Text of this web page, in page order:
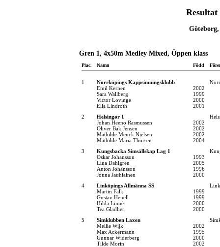
Resultat
Göteborg,
Gren 1, 4x50m Medley Mixed, Öppen klass
Plac. Namn Född
1 Norrköpings Kappsimningsklubb
Emil Kernen
2002
Sara Wallberg
1999
Victor Lovinge
2000
Ella Lindroth
2001
2
Helsingør 1
Johan Heeno Rasmussen
2002
Oliver Bak Jensen
2002
Mathilde Menck Nielsen
2002
Mathilde Maria Thorsen
2004
3
Kungsbacka Simsällskap Lag 1
Oskar Johansson
1993
Lina Dahlgren
2005
Anton Johansson
1996
Jonna Jauhiainen
2000
4
Linköpings Allmänna SS
Martin Falk
1999
Gustav Henell
1999
Hilda Linné
2000
Tea Gladher
2000
5
Simklubben Laxen
Mellie Wijk
2002
Max Ackermann
1995
Gunnar Widerberg
2000
Tilde Morin
2002